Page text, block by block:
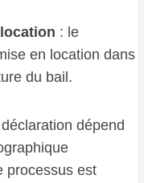
: le
en location dans
du bail.
dépend
processus est